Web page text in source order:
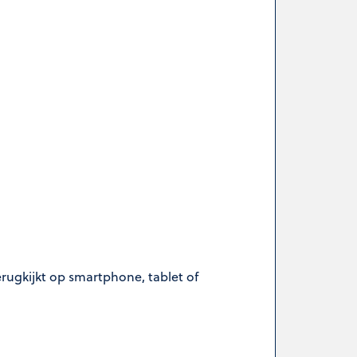
op smartphone, tablet of